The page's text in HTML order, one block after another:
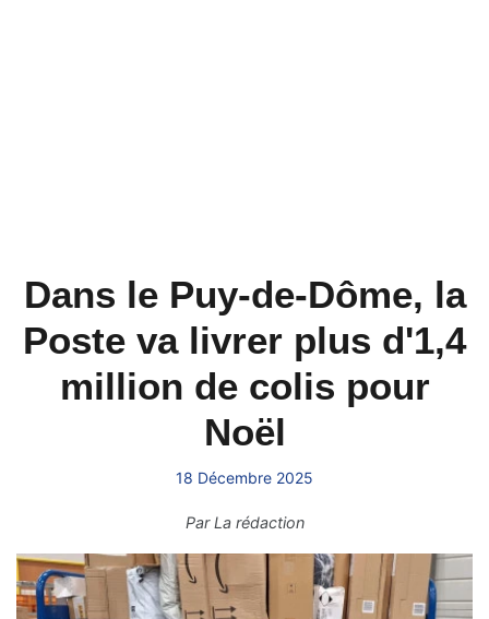
Dans le Puy-de-Dôme, la
Poste va livrer plus d'1,4
million de colis pour
Noël
18 Décembre 2025
ParLa rédaction